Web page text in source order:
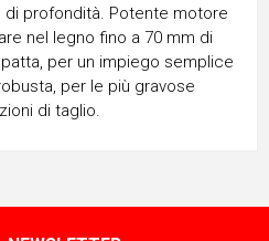
di profondità. Potente motore
nel legno fino a 70 mm di
per un impiego semplice
per le più gravose
di taglio.